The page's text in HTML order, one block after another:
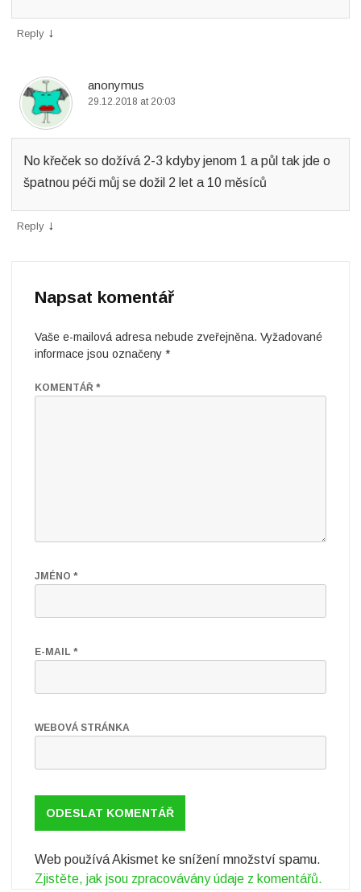
Reply ↓
anonymus
29.12.2018 at 20:03
No křeček so dožívá 2-3 kdyby jenom 1 a půl tak jde o
špatnou péči můj se dožil 2 let a 10 měsíců
Reply ↓
Napsat komentář
Vaše e-mailová adresa nebude zveřejněna. Vyžadované
informace jsou označeny *
KOMENTÁŘ *
JMÉNO *
E-MAIL *
WEBOVÁ STRÁNKA
Web používá Akismet ke snížení množství spamu.
Zjistěte, jak jsou zpracovávány údaje z komentářů.